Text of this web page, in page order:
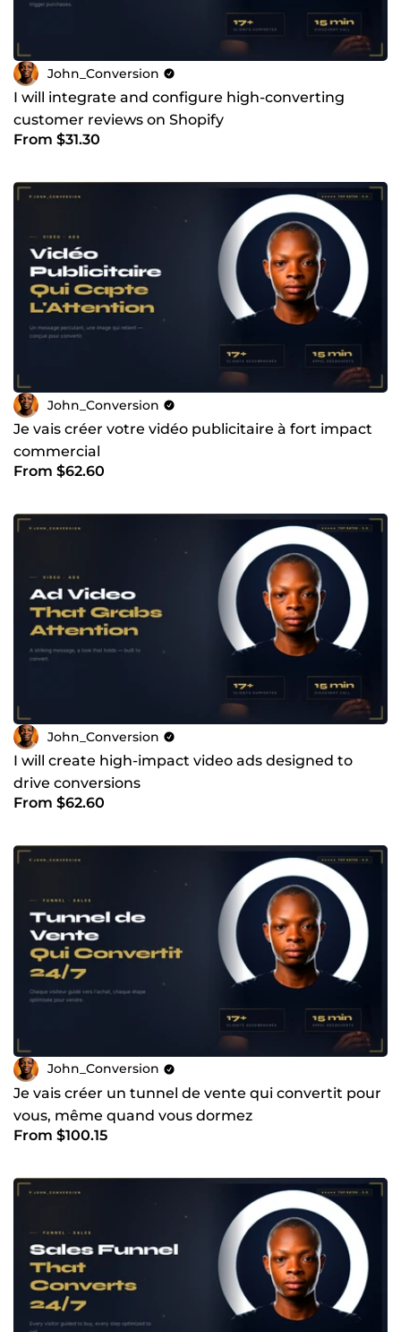
John_Conversion
I will integrate and configure high-converting
customer reviews on Shopify
From $31.30
John_Conversion
Je vais créer votre vidéo publicitaire à fort impact
commercial
From $62.60
John_Conversion
I will create high-impact video ads designed to
drive conversions
From $62.60
John_Conversion
Je vais créer un tunnel de vente qui convertit pour
vous, même quand vous dormez
From $100.15